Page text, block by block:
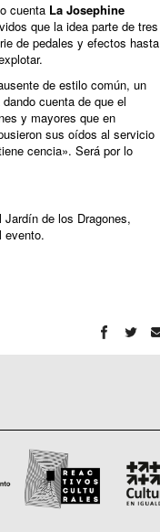
cuenta La Josephine
que la idea parte de tres
de pedales y efectos hasta
de estilo común, un
cuenta de que el
y mayores que en
sus oídos al servicio
cencia». Será por lo
de los Dragones,
evento.